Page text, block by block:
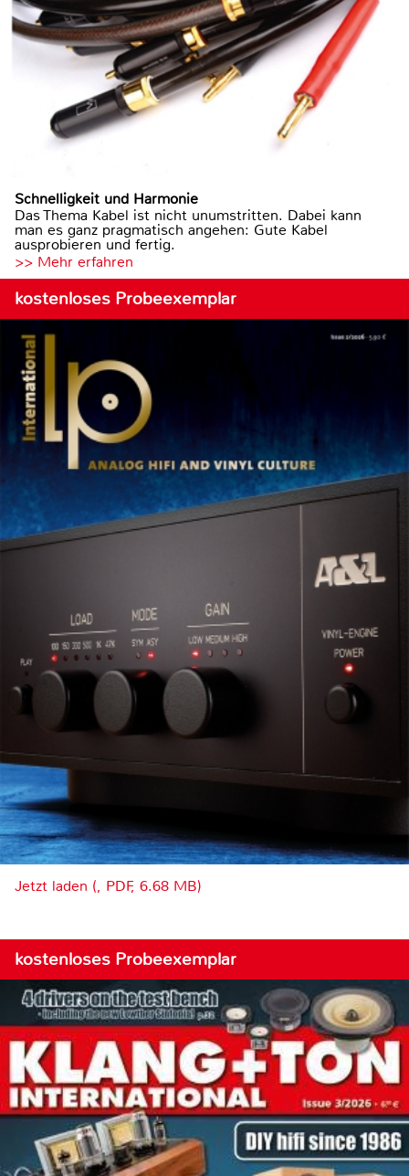
Schnelligkeit und Harmonie
Das Thema Kabel ist nicht unumstritten. Dabei kann
man es ganz pragmatisch angehen: Gute Kabel
ausprobieren und fertig.
>> Mehr erfahren
kostenloses Probeexemplar
Jetzt laden (, PDF, 6.68 MB)
kostenloses Probeexemplar